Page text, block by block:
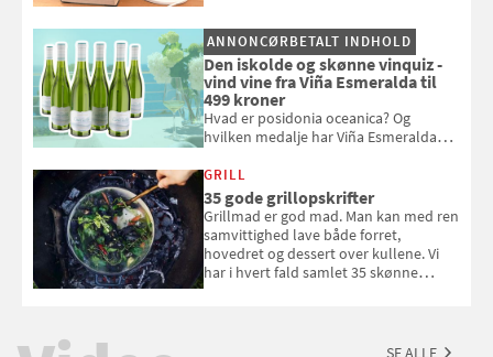
og se, hvordan du gør
ANNONCØRBETALT INDHOLD
Den iskolde og skønne vinquiz -
vind vine fra Viña Esmeralda til
499 kroner
Hvad er posidonia oceanica? Og
hvilken medalje har Viña Esmeralda
med i Samvirkes skønne vinquiz, hvor
du kan vinde 6 flasker vin fra Viña
Esmeralda. Konkurrencen slutter 1.
september 2026.
GRILL
35 gode grillopskrifter
Grillmad er god mad. Man kan med ren
samvittighed lave både forret,
hovedret og dessert over kullene. Vi
har i hvert fald samlet 35 skønne
SE ALLE